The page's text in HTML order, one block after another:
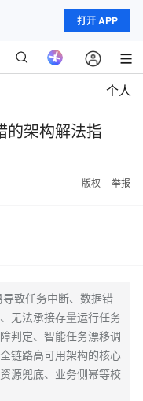
打开 APP
个人
的架构解法指
版权 举报
致任务中断、数据错
无法承接存量运行任务
判定、智能任务漂移调
链路高可用架构的核心
源兜底、业务侧幂等校